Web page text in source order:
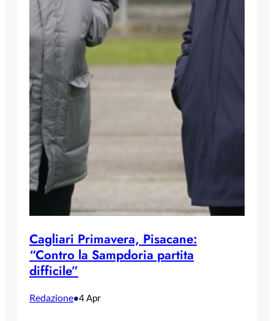
Cagliari Primavera, Pisacane:
“Contro la Sampdoria partita
difficile”
Redazione•4 Apr